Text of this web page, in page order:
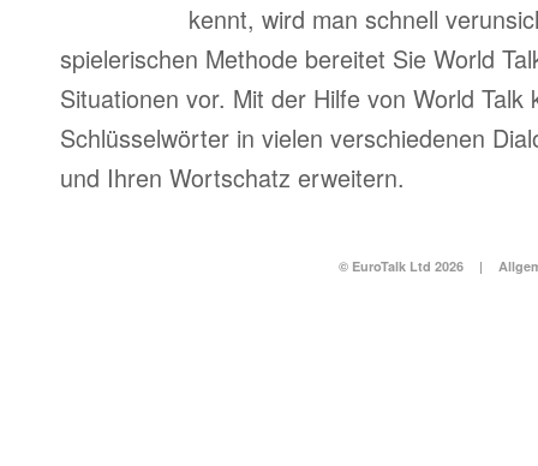
kennt, wird man schnell
spielerischen Methode bereitet Sie World
Situationen vor. Mit der Hilfe von World Talk
Schlüsselwörter in vielen verschiedenen
und Ihren Wortschatz erweitern.
© EuroTalk Ltd 2026 |